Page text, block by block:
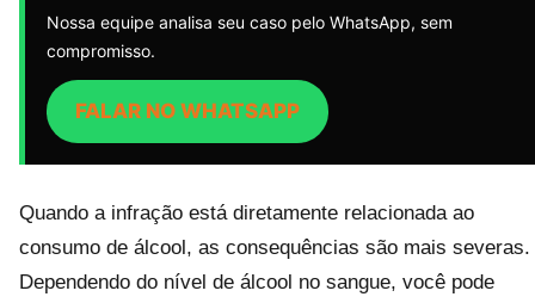
Nossa equipe analisa seu caso pelo WhatsApp, sem
compromisso.
FALAR NO WHATSAPP
Quando a infração está diretamente relacionada ao
consumo de álcool, as consequências são mais severas.
Dependendo do nível de álcool no sangue, você pode